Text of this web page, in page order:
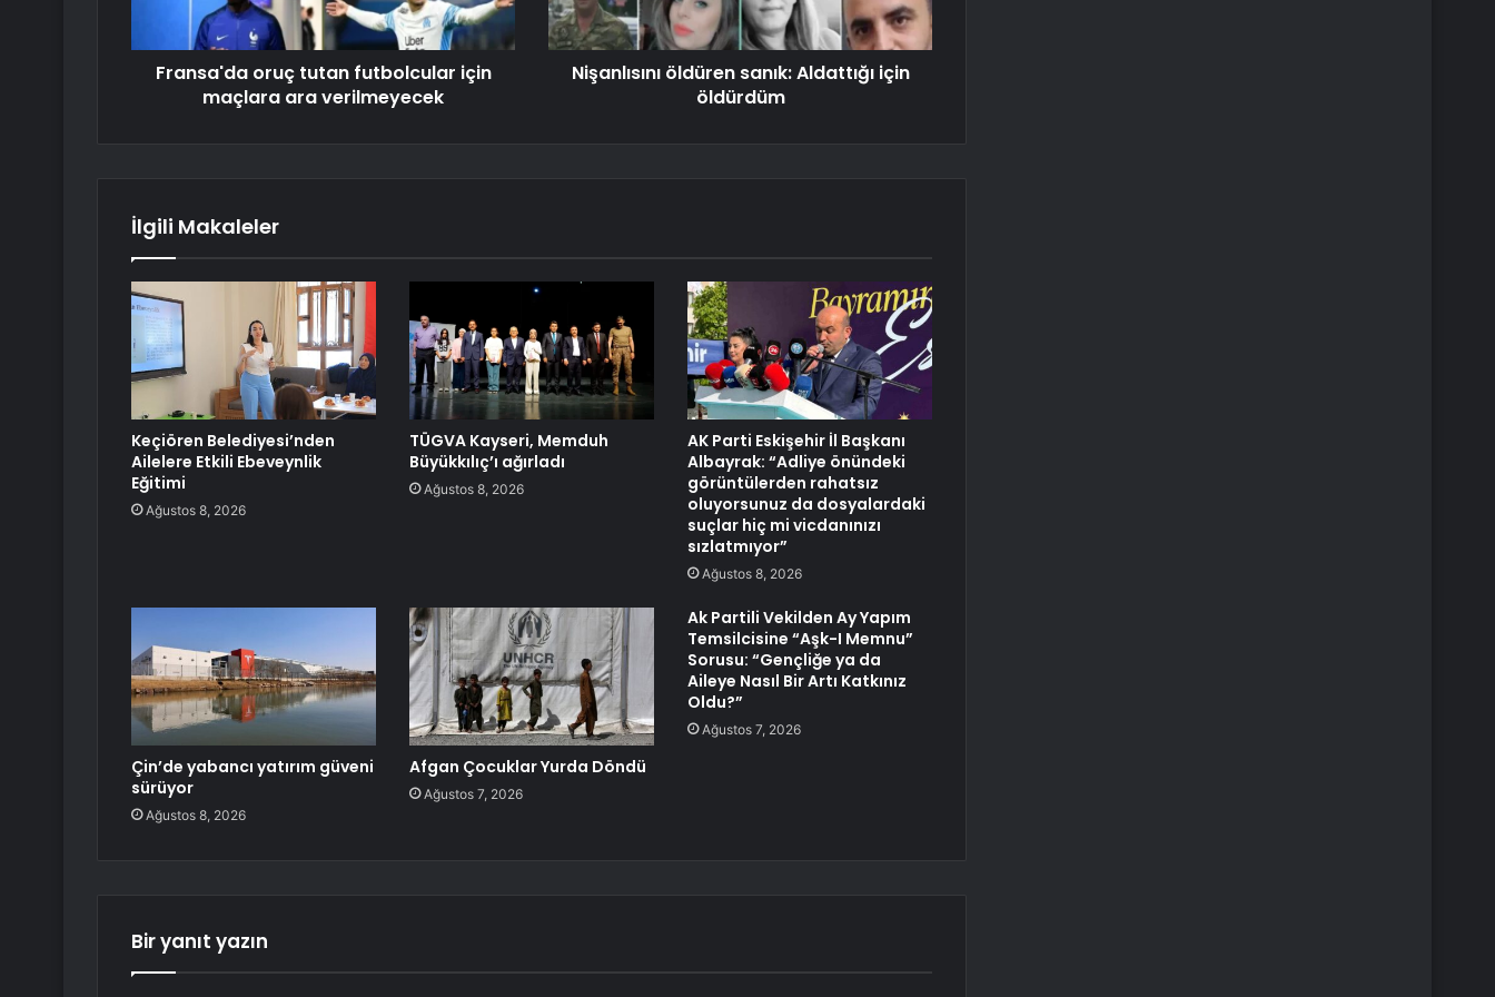
Fransa'da oruç tutan futbolcular için
maçlara ara verilmeyecek
Nişanlısını öldüren sanık: Aldattığı için
öldürdüm
İlgili Makaleler
Keçiören Belediyesi’nden
Ailelere Etkili Ebeveynlik
Eğitimi
Ağustos 8, 2026
TÜGVA Kayseri, Memduh
Büyükkılıç’ı ağırladı
Ağustos 8, 2026
AK Parti Eskişehir İl Başkanı
Albayrak: “Adliye önündeki
görüntülerden rahatsız
oluyorsunuz da dosyalardaki
suçlar hiç mi vicdanınızı
sızlatmıyor”
Ağustos 8, 2026
Çin’de yabancı yatırım güveni
sürüyor
Ağustos 8, 2026
Afgan Çocuklar Yurda Döndü
Ağustos 7, 2026
Ak Partili Vekilden Ay Yapım
Temsilcisine “Aşk-I Memnu”
Sorusu: “Gençliğe ya da
Aileye Nasıl Bir Artı Katkınız
Oldu?”
Ağustos 7, 2026
Bir yanıt yazın